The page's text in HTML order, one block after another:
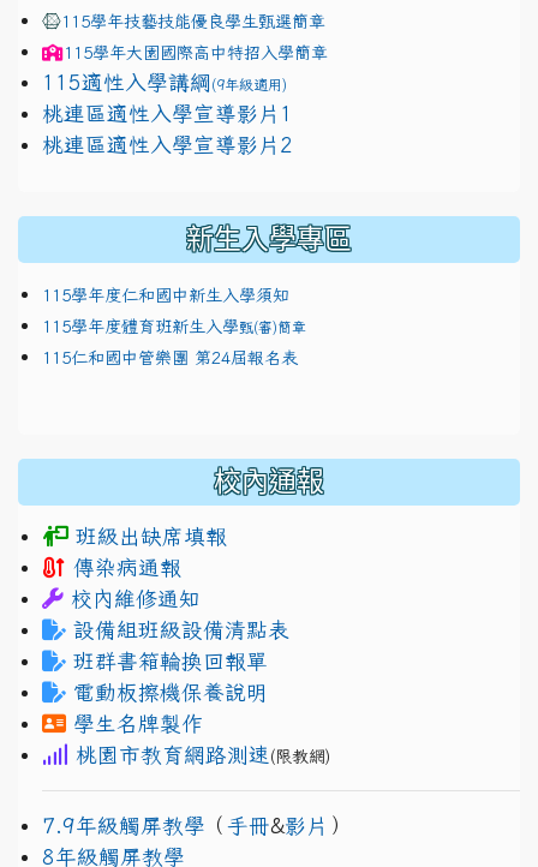
115學年技藝技能優良學生甄選簡章
115學年大園國際高中特招入學簡章
115適性入學講綱 (9年級適用)
link to https://docs.google.com/presentation/d/
桃連區適性入學宣導影片1
link to https://docs.google.com/presentation/d/
桃連區適性入學宣導影片2
新生入學專區
115學年度仁和國中新生入學須知
115學年度體育班新生入學甄(審)簡章
115仁和國中管樂團 第24屆報名表
校內通報
班級出缺席填報
傳染病通報
校內維修通知
設備組班級設備清點表
班群書箱輪換回報單
電動板擦機保養說明
學生名牌製作
桃園市教育網路測速 (限教網)
7.9年級觸屏教學 （ 手冊&影片 ）
8年級觸屏教學